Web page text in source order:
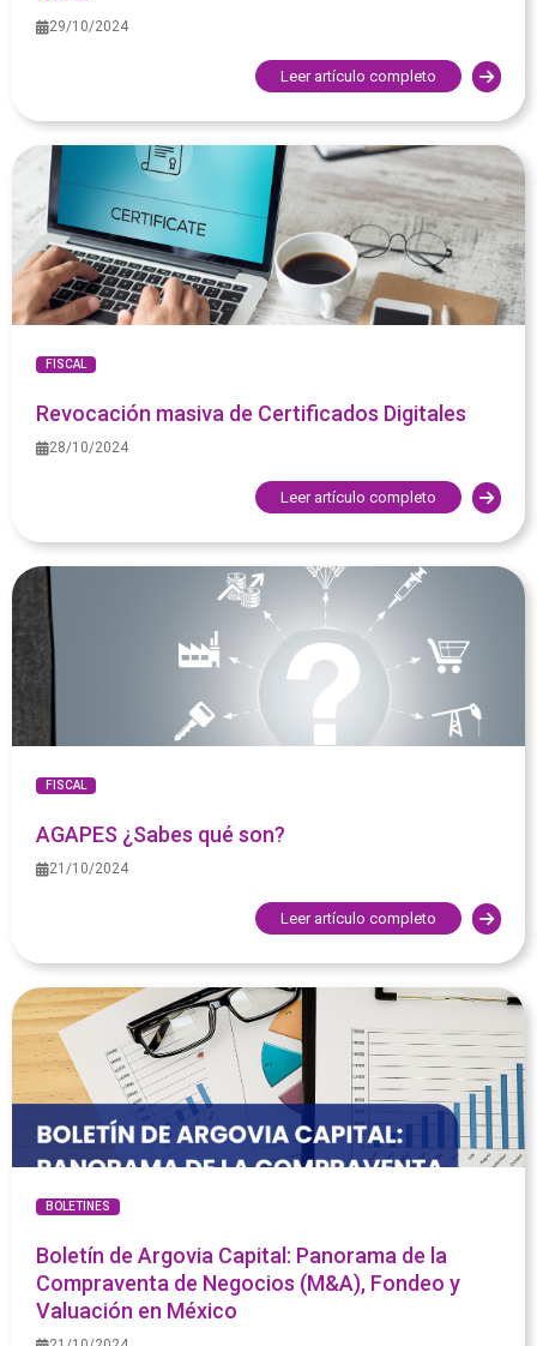
29/10/2024
Leer artículo completo
FISCAL
Revocación masiva de Certificados Digitales
28/10/2024
Leer artículo completo
FISCAL
AGAPES ¿Sabes qué son?
21/10/2024
Leer artículo completo
BOLETINES
Boletín de Argovia Capital: Panorama de la
Compraventa de Negocios (M&A), Fondeo y
Valuación en México